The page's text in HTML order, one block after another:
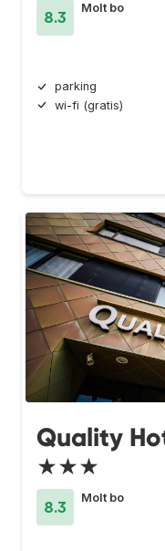
8.3
Molt bo
parking
wi-fi (gratis)
Quality
★★★
8.3
Molt bo